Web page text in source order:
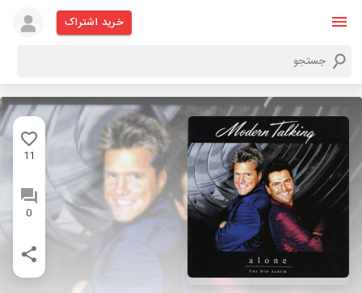
خرید اشتراک
11
0